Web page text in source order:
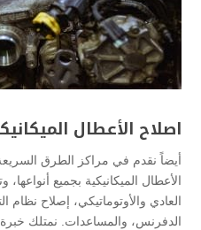
اصلاح الأعطال
أيضاً نقدم في مراكز الطرق
الأعطال الميكانيكية بجميع
العادي والأوتوماتيكي، إصلاح نظام
الدفرنس، والمساعدات. نمتلك